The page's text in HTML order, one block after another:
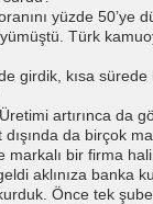
yüzde 50’ye
Türk
girdik, kısa sürede
artırınca da
da birçok
bir firma
aklınıza banka
Önce tek